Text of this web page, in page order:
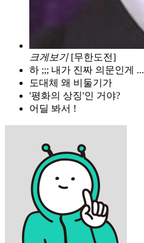
크게보기 [무한도전]
하 ;;; 내가 진짜 의문인게 ...
도대체 왜 비둘기가
'평화의 상징'인 거야?
어딜 봐서 !